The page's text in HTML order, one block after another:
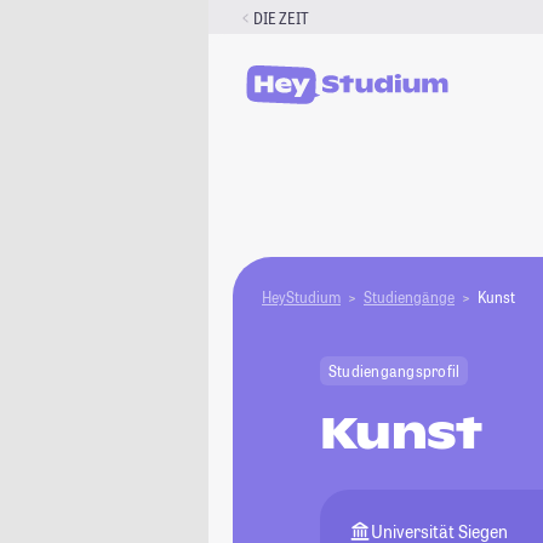
DIE ZEIT
HeyStudium Studiengänge Kunst
Studiengangsprofil
Kunst
Universität Siegen